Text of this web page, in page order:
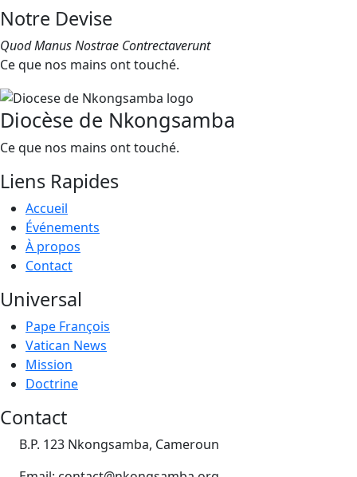
Notre Devise
Quod Manus Nostrae Contrectaverunt
Ce que nos mains ont touché.
Diocèse de Nkongsamba
Ce que nos mains ont touché.
Liens Rapides
Accueil
Événements
À propos
Contact
Universal
Pape François
Vatican News
Mission
Doctrine
Contact
B.P. 123 Nkongsamba, Cameroun